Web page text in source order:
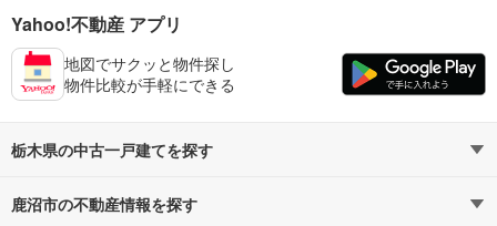
Yahoo!不動産 アプリ
地図でサクッと物件探し
物件比較が手軽にできる
栃木県の中古一戸建てを探す
路線・駅から探す
鹿沼市の不動産情報を探す